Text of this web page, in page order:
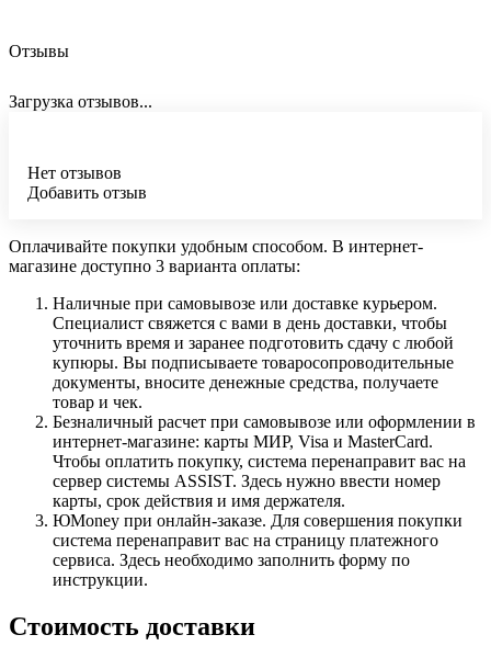
Отзывы
Загрузка отзывов...
Нет отзывов
Добавить отзыв
Оплачивайте покупки удобным способом. В интернет-
магазине доступно 3 варианта оплаты:
Наличные при самовывозе или доставке курьером.
Специалист свяжется с вами в день доставки, чтобы
уточнить время и заранее подготовить сдачу с любой
купюры. Вы подписываете товаросопроводительные
документы, вносите денежные средства, получаете
товар и чек.
Безналичный расчет при самовывозе или оформлении в
интернет-магазине: карты МИР, Visa и MasterCard.
Чтобы оплатить покупку, система перенаправит вас на
сервер системы ASSIST. Здесь нужно ввести номер
карты, срок действия и имя держателя.
ЮMoney при онлайн-заказе. Для совершения покупки
система перенаправит вас на страницу платежного
сервиса. Здесь необходимо заполнить форму по
инструкции.
Стоимость доставки